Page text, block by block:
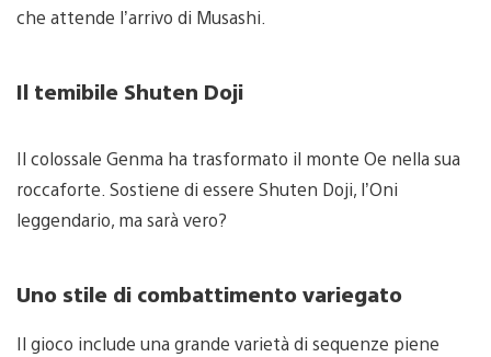
che attende l’arrivo di Musashi.
Il temibile Shuten Doji
Il colossale Genma ha trasformato il monte Oe nella sua
roccaforte. Sostiene di essere Shuten Doji, l’Oni
leggendario, ma sarà vero?
Uno stile di combattimento variegato
Il gioco include una grande varietà di sequenze piene